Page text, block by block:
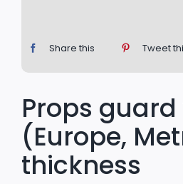
Share this Tweet
Props
(Europe,
thickness